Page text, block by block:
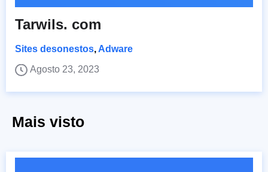
Tarwils. com
Sites desonestos, Adware
Agosto 23, 2023
Mais visto